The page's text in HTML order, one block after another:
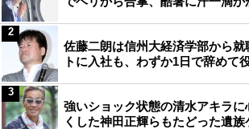
佐藤二朗は信州大経済学部から
トに入社も、わずか1日で辞めて
2
強いショック状態の清水アキラ
くした神田正輝らもたどった遺族
3